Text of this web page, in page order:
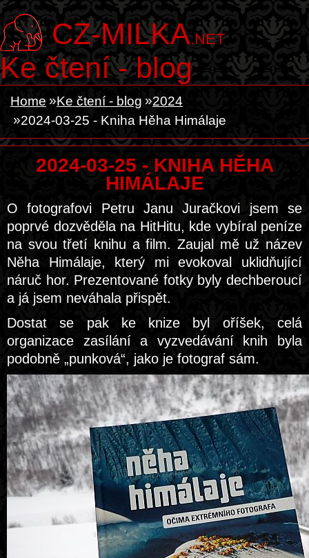
CZ-MILKA.NET
Ke čtení - blog
Home Ke čtení - blog
2024
2024-03-25 - Kniha Hěha Himálaje
2024-03-25 - KNIHA HĚHA
HIMÁLAJE
O fotografovi Petru Janu Juračkovi jsem se
poprvé dozvěděla na HitHitu, kde vybíral peníze
na svou třetí knihu a film. Zaujal mě už název
Něha Himálaje, který mi evokoval uklidňující
náruč hor. Prezentované fotky byly dechberoucí
a já jsem neváhala přispět.
Dostat se pak ke knize byl oříšek, celá
organizace zasílání a vyzvedávání knih byla
podobně „punková“, jako je fotograf sám.